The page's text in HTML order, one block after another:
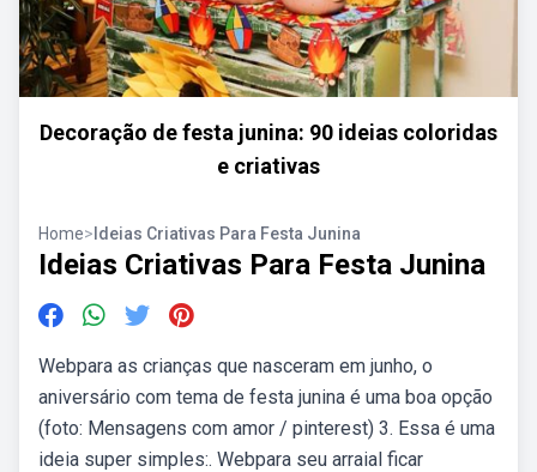
Decoração de festa junina: 90 ideias coloridas
e criativas
Home> Ideias Criativas Para Festa Junina
Ideias Criativas Para Festa Junina
Webpara as crianças que nasceram em junho, o
aniversário com tema de festa junina é uma boa opção
(foto: Mensagens com amor / pinterest) 3. Essa é uma
ideia super simples:. Webpara seu arraial ficar